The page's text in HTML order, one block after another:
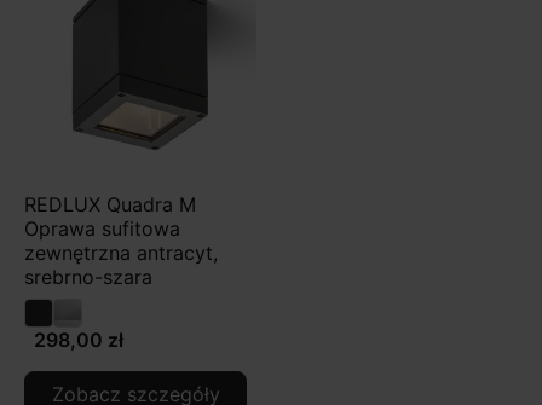
REDLUX Quadra M
Oprawa sufitowa
zewnętrzna antracyt,
srebrno-szara
298,00 zł
Zobacz szczegóły